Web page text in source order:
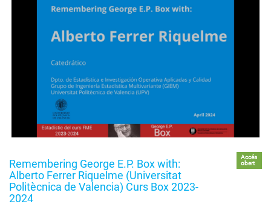
Remembering George E.P. Box with:
Alberto Ferrer Riquelme (Universitat
Politècnica de Valencia) Curs Box 2023-
2024
Accés
obert